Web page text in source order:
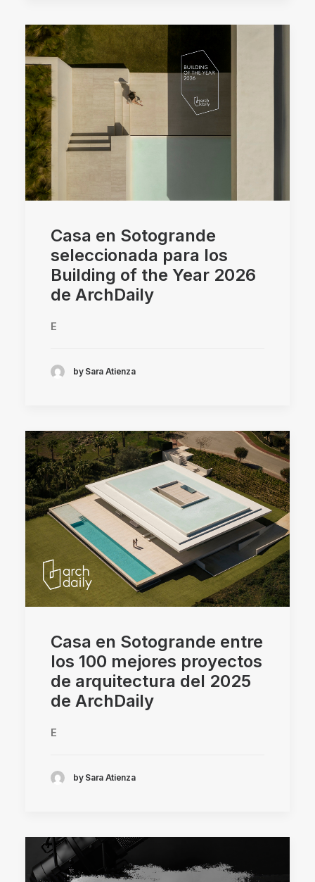
Casa en Sotogrande
seleccionada para los
Building of the Year 2026
de ArchDaily
E
by Sara Atienza
Casa en Sotogrande entre
los 100 mejores proyectos
de arquitectura del 2025
de ArchDaily
E
by Sara Atienza